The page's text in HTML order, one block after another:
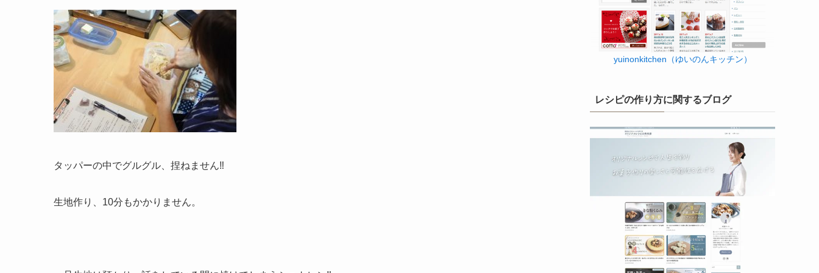
タッパーの中でグルグル、捏ねません‼︎
生地作り、10分もかかりません。
yuinonkitchen（ゆいのんキッチン）
レシピの作り方に関するブログ